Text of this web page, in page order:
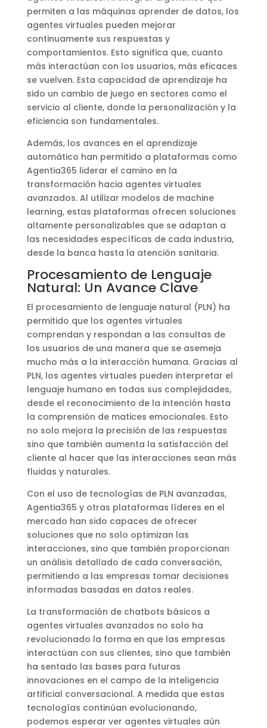
permiten a las máquinas aprender de datos, los
agentes virtuales pueden mejorar
continuamente sus respuestas y
comportamientos. Esto significa que, cuanto
más interactúan con los usuarios, más eficaces
se vuelven. Esta capacidad de aprendizaje ha
sido un cambio de juego en sectores como el
servicio al cliente, donde la personalización y la
eficiencia son fundamentales.
Además, los avances en el aprendizaje
automático han permitido a plataformas como
Agentia365 liderar el camino en la
transformación hacia agentes virtuales
avanzados. Al utilizar modelos de machine
learning, estas plataformas ofrecen soluciones
altamente personalizables que se adaptan a
las necesidades específicas de cada industria,
desde la banca hasta la atención sanitaria.
Procesamiento de Lenguaje
Natural: Un Avance Clave
El procesamiento de lenguaje natural (PLN) ha
permitido que los agentes virtuales
comprendan y respondan a las consultas de
los usuarios de una manera que se asemeja
mucho más a la interacción humana. Gracias al
PLN, los agentes virtuales pueden interpretar el
lenguaje humano en todas sus complejidades,
desde el reconocimiento de la intención hasta
la comprensión de matices emocionales. Esto
no solo mejora la precisión de las respuestas
sino que también aumenta la satisfacción del
cliente al hacer que las interacciones sean más
fluidas y naturales.
Con el uso de tecnologías de PLN avanzadas,
Agentia365 y otras plataformas líderes en el
mercado han sido capaces de ofrecer
soluciones que no solo optimizan las
interacciones, sino que también proporcionan
un análisis detallado de cada conversación,
permitiendo a las empresas tomar decisiones
informadas basadas en datos reales.
La transformación de chatbots básicos a
agentes virtuales avanzados no solo ha
revolucionado la forma en que las empresas
interactúan con sus clientes, sino que también
ha sentado las bases para futuras
innovaciones en el campo de la inteligencia
artificial conversacional. A medida que estas
tecnologías continúan evolucionando,
podemos esperar ver agentes virtuales aún